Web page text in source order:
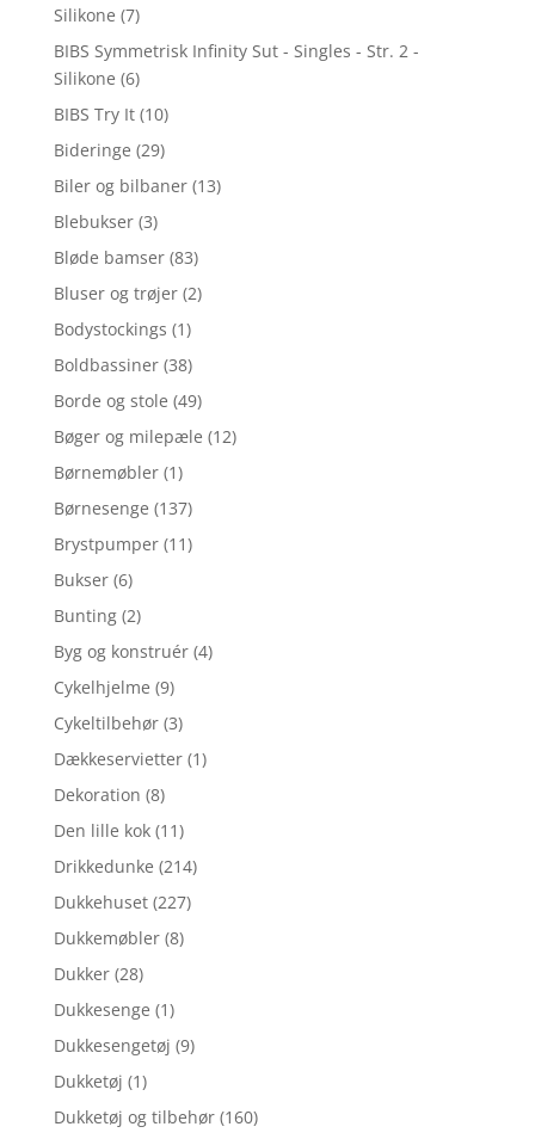
Silikone (7)
BIBS Symmetrisk Infinity Sut - Singles - Str. 2 -
Silikone (6)
BIBS Try It (10)
Bideringe (29)
Biler og bilbaner (13)
Blebukser (3)
Bløde bamser (83)
Bluser og trøjer (2)
Bodystockings (1)
Boldbassiner (38)
Borde og stole (49)
Bøger og milepæle (12)
Børnemøbler (1)
Børnesenge (137)
Brystpumper (11)
Bukser (6)
Bunting (2)
Byg og konstruér (4)
Cykelhjelme (9)
Cykeltilbehør (3)
Dækkeservietter (1)
Dekoration (8)
Den lille kok (11)
Drikkedunke (214)
Dukkehuset (227)
Dukkemøbler (8)
Dukker (28)
Dukkesenge (1)
Dukkesengetøj (9)
Dukketøj (1)
Dukketøj og tilbehør (160)